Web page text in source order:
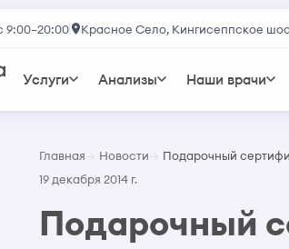
9:00–20:00 Красное Село, Кингисеппское
Услуги Анализы Наши врачи
Главная Новости
Подарочный
19 декабря 2014 г.
Подарочный